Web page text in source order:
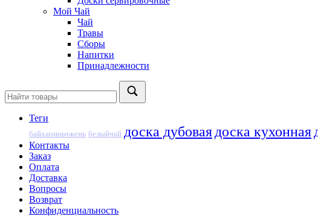
Мой Чай
Чай
Травы
Сборы
Напитки
Принадлежности
Теги
байхаоиньчжень белыйчай доска дубовая доска кухонная
Контакты
Заказ
Оплата
Доставка
Вопросы
Возврат
Конфиденциальность